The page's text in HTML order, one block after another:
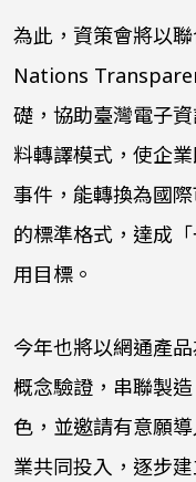
為此，資策會將以
Nations
礎，協助臺灣電子
料轉譯模式，使企
事件，能轉換為國
的標準格式，達成
用目標。
今年也將以網通產
概念驗證，串聯製
色，並邀請有意願
業共同投入，逐步